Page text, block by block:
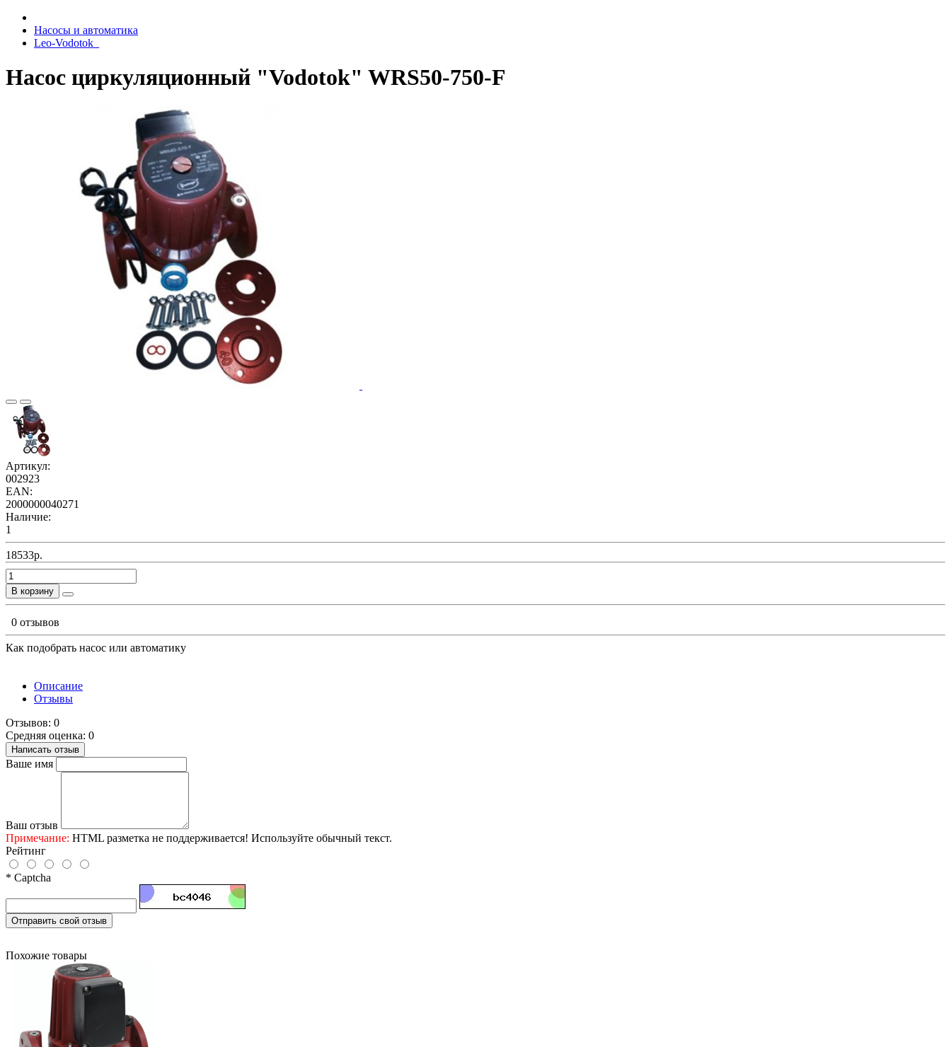
Насосы и автоматика
Leo-Vodotok_
Насос циркуляционный "Vodotok" WRS50-750-F
Артикул:
002923
EAN:
2000000040271
Наличие:
1
18533р.
В корзину
0 отзывов
Как подобрать насос или автоматику
Описание
Отзывы
Отзывов: 0
Средняя оценка: 0
Написать отзыв
Ваше имя
Ваш отзыв
Примечание: HTML разметка не поддерживается! Используйте обычный текст.
Рейтинг
* Captcha
Отправить свой отзыв
Похожие товары